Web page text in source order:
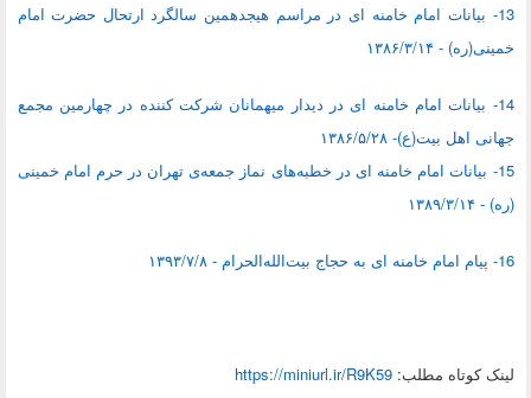
13- بیانات‌ امام خامنه ای در مراسم هیجدهمین سالگرد ارتحال حضرت امام
خمینی(ره) - ۱۳۸۶/۳/۱۴
14- بیانات امام خامنه ای در دیدار میهمانان شرکت کننده در چهارمین مجمع
جهانی اهل بیت(ع)- ۱۳۸۶/۵/۲۸
15- بیانات امام خامنه ای در خطبه‌های نماز جمعه‌ی تهران در حرم امام خمینی
(ره) - ۱۳۸۹/۳/۱۴
16- پیام امام خامنه ای به حجاج بیت‌الله‌الحرام‌ - ۱۳۹۳/۷/۸
لينک کوتاه مطلب:https://miniurl.ir/R9K59